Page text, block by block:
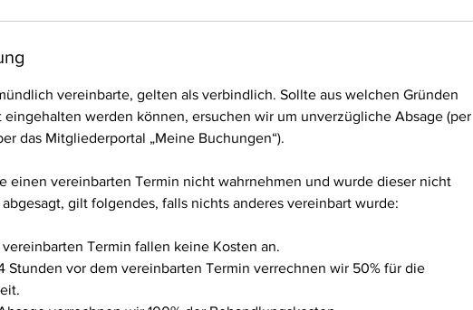
vereinbarte, gelten als verbindlich. Sollte aus welchen Gründen
werden können, ersuchen wir um unverzügliche Absage (per
das Mitgliederportal „Meine Buchungen“).
einen vereinbarten Termin nicht wahrnehmen und wurde dieser nicht
gilt folgendes, falls nichts anderes vereinbart wurde:
Termin fallen keine Kosten an.
Stunden vor dem vereinbarten Termin verrechnen wir 50% für die